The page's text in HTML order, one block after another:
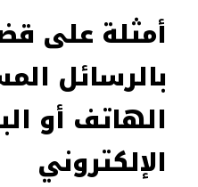
أمثلة على
بالرسائل
الهاتف أو
الإلكتروني